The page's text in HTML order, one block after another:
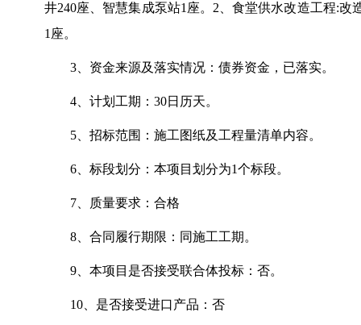
井240座、智慧集成泵站1 座。 2 、食堂供水改造工程:改
1 座。
3 、资金来源及落实情况：债券资金，已落实。
4 、计划工期： 30日历天。
5 、招标范围：施工图纸及工程量清单内容。
6 、标段划分：本项目划分为1个标段。
7 、质量要求：合格
8 、合同履行期限：同施工工期。
9 、本项目是否接受联合体投标：否。
10 、是否接受进口产品：否